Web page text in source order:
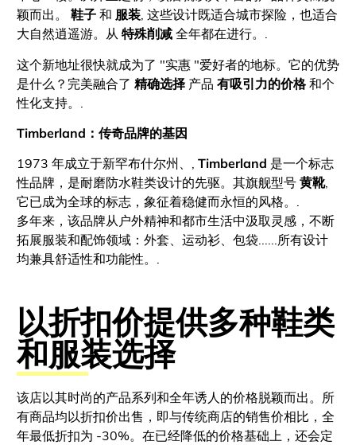
颖而出。 鞋子和 服装, 这些设计既适合城市探险，也适合
大自然逍遥游。从 特殊削减全年都在进行。.
这个新地址很快就成为了 "实惠 "爱好者的地标。它的优势
是什么？完美融合了 精确选择产品 有吸引力的价格和个
性化支持。.
Timberland：传奇品牌的基因
1973 年成立于新罕布什尔州、, Timberland 是一个标志
性品牌，是耐磨防水鞋类设计的先驱。其旗舰型号 黄靴,
它已成为全球的标志，象征着稳健而永恒的风格。.
多年来，该品牌从户外精神和都市生活中汲取灵感，不断
拓展服装和配饰领域：外套、运动衫、包袋......所有设计
均兼具舒适性和功能性。.
以折扣价提供多种鞋类
和服装选择
该店以其时尚的产品系列和全年诱人的价格脱颖而出。所
有商品均以折扣价出售，即与传统商店的销售价相比，全
年最低折扣为 -30%。在已经降低的价格基础上，还会定